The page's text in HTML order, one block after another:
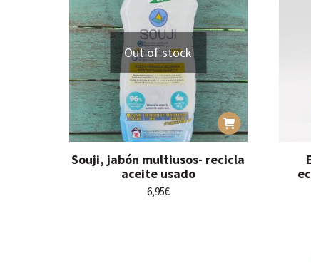
Out of stock
Souji, jabón multiusos- recicla
aceite usado
6,95€